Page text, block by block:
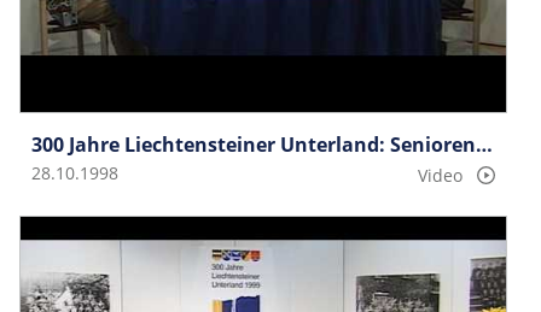
300 Jahre Liechtensteiner Unterland: Seniorengespräche Gruppe 6
28.10.1998 Video